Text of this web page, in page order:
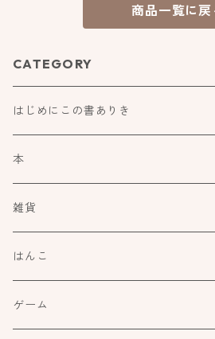
商品一覧に戻
CATEGORY
はじめにこの書ありき
本
食べもの飲みものお酒とか
アートや絵本の世界
だれかの考えごと
雑貨
kurofutago
ブローチ
文具
はんこ
オスコラボ
ゲーム